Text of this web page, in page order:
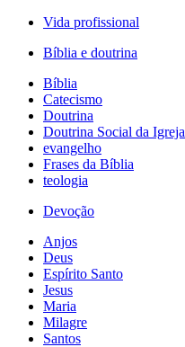
Vida profissional
Bíblia e doutrina
Bíblia
Catecismo
Doutrina
Doutrina Social da Igreja
evangelho
Frases da Bíblia
teologia
Devoção
Anjos
Deus
Espírito Santo
Jesus
Maria
Milagre
Santos